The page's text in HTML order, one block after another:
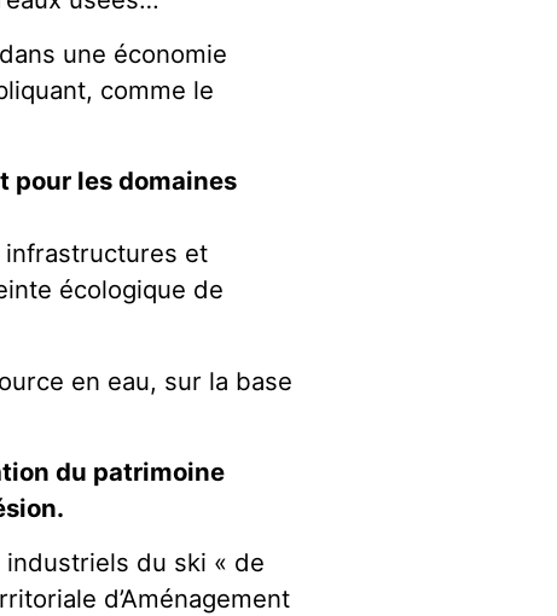
une économie
comme le
pour les domaines
infrastructures et
écologique de
en eau, sur la base
du patrimoine
industriels du ski « de
d’Aménagement